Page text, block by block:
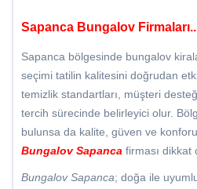
Sapanca Bungalov
Sapanca bölgesinde bungalov
seçimi tatilin kalitesini doğrudan
temizlik standartları, müşteri
tercih sürecinde belirleyici olur.
bulunsa da kalite, güven ve
Bungalov Sapanca firması dikkat
Bungalov Sapanca; doğa ile